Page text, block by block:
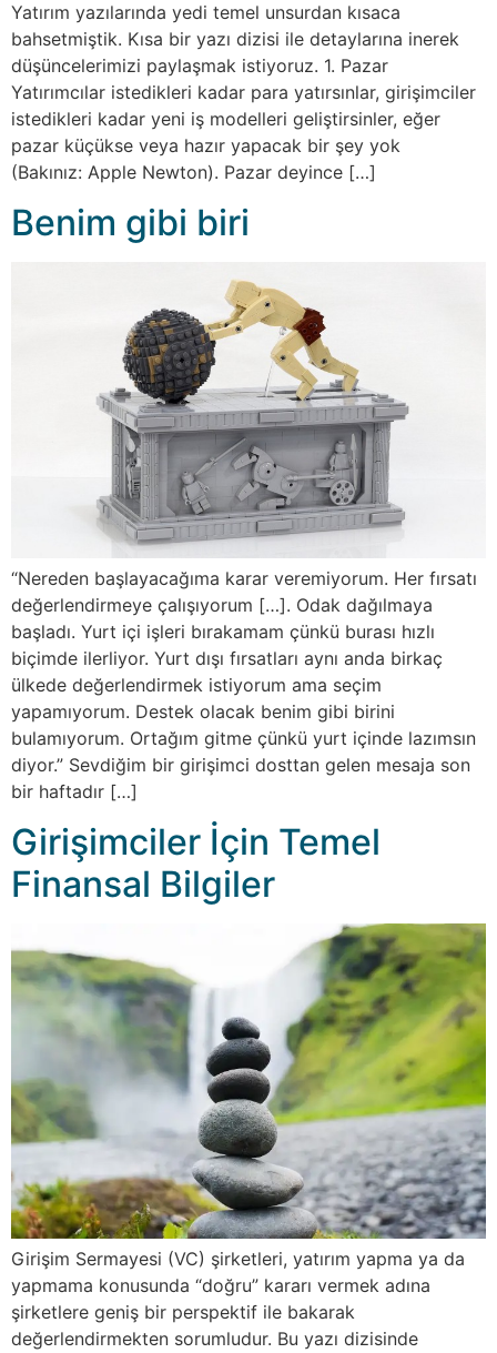
Yatırım yazılarında yedi temel unsurdan kısaca
bahsetmiştik. Kısa bir yazı dizisi ile detaylarına inerek
düşüncelerimizi paylaşmak istiyoruz. 1. Pazar
Yatırımcılar istedikleri kadar para yatırsınlar, girişimciler
istedikleri kadar yeni iş modelleri geliştirsinler, eğer
pazar küçükse veya hazır yapacak bir şey yok
(Bakınız: Apple Newton). Pazar deyince […]
Benim gibi biri
“Nereden başlayacağıma karar veremiyorum. Her fırsatı
değerlendirmeye çalışıyorum […]. Odak dağılmaya
başladı. Yurt içi işleri bırakamam çünkü burası hızlı
biçimde ilerliyor. Yurt dışı fırsatları aynı anda birkaç
ülkede değerlendirmek istiyorum ama seçim
yapamıyorum. Destek olacak benim gibi birini
bulamıyorum. Ortağım gitme çünkü yurt içinde lazımsın
diyor.” Sevdiğim bir girişimci dosttan gelen mesaja son
bir haftadır […]
Girişimciler İçin Temel
Finansal Bilgiler
Girişim Sermayesi (VC) şirketleri, yatırım yapma ya da
yapmama konusunda “doğru” kararı vermek adına
şirketlere geniş bir perspektif ile bakarak
değerlendirmekten sorumludur. Bu yazı dizisinde